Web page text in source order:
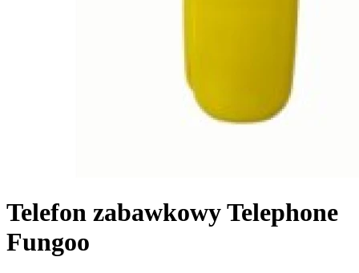
Telefon zabawkowy Telephone
Fungoo